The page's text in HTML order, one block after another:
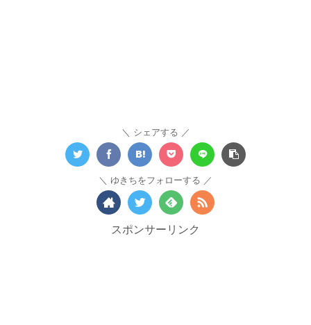
シェアする
ゆきちをフォローする
スポンサーリンク